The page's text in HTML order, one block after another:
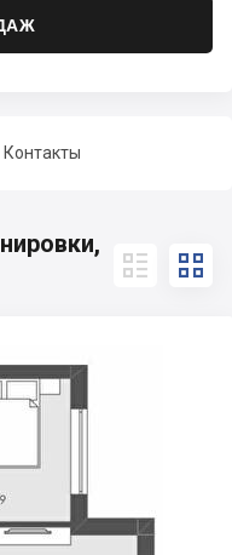
Контакты
 